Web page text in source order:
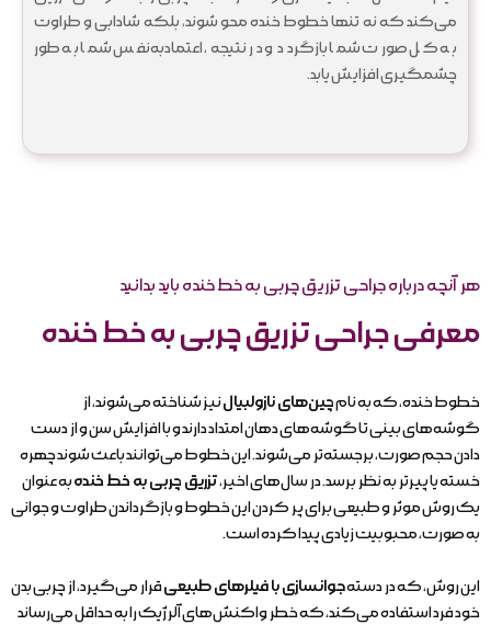
می‌کند که نه تنها خطوط خنده محو شوند، بلکه شادابی و طراوت
به کل صورت شما بازگردد و در نتیجه، اعتمادبه‌نفس شما به طور
چشمگیری افزایش یابد.
هر آنچه درباره جراحی تزریق چربی به خط خنده باید بدانید
معرفی جراحی تزریق چربی به خط خنده
خطوط خنده، که به نامچین‌های نازولبیالنیز شناخته می‌شوند، از
گوشه‌های بینی تا گوشه‌های دهان امتداد دارند و با افزایش سن و از دست
دادن حجم صورت، برجسته‌تر می‌شوند. این خطوط می‌توانند باعث شوند چهره
خسته یا پیرتر به نظر برسد. در سال‌های اخیر،تزریق چربی به خط خندهبه عنوان
یک روش موثر و طبیعی برای پر کردن این خطوط و بازگرداندن طراوت و جوانی
به صورت، محبوبیت زیادی پیدا کرده است.
این روش، که در دستهجوانسازی با فیلرهای طبیعیقرار می‌گیرد، از چربی بدن
خود فرد استفاده می‌کند، که خطر واکنش‌های آلرژیک را به حداقل می‌رساند